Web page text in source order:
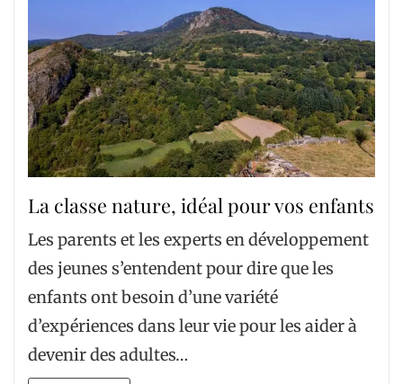
La classe nature, idéal pour vos enfants
Les parents et les experts en développement
des jeunes s’entendent pour dire que les
enfants ont besoin d’une variété
d’expériences dans leur vie pour les aider à
devenir des adultes…